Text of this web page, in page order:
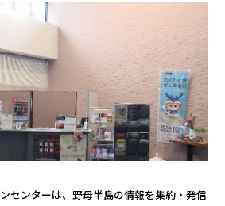
ョンセンター
館
問
センターは、野母半島の情報を集約・発信